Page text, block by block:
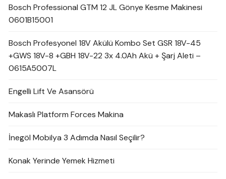
Bosch Professional GTM 12 JL Gönye Kesme Makinesi
0601B15001
Bosch Profesyonel 18V Akülü Kombo Set GSR 18V-45
+GWS 18V-8 +GBH 18V-22 3x 4.0Ah Akü + Şarj Aleti –
0615A5007L
Engelli Lift Ve Asansörü
Makaslı Platform Forces Makina
İnegöl Mobilya 3 Adımda Nasıl Seçilir?
Konak Yerinde Yemek Hizmeti